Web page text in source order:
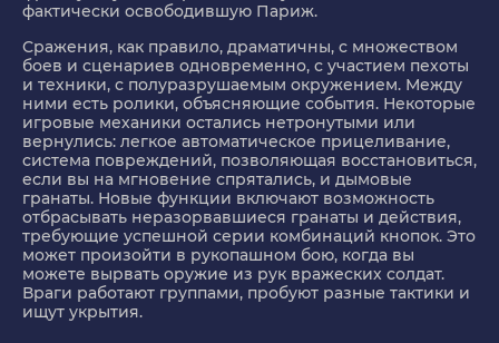
фактически освободившую Париж.
Сражения, как правило, драматичны, с множеством
боев и сценариев одновременно, с участием пехоты
и техники, с полуразрушаемым окружением. Между
ними есть ролики, объясняющие события. Некоторые
игровые механики остались нетронутыми или
вернулись: легкое автоматическое прицеливание,
система повреждений, позволяющая восстановиться,
если вы на мгновение спрятались, и дымовые
гранаты. Новые функции включают возможность
отбрасывать неразорвавшиеся гранаты и действия,
требующие успешной серии комбинаций кнопок. Это
может произойти в рукопашном бою, когда вы
можете вырвать оружие из рук вражеских солдат.
Враги работают группами, пробуют разные тактики и
ищут укрытия.